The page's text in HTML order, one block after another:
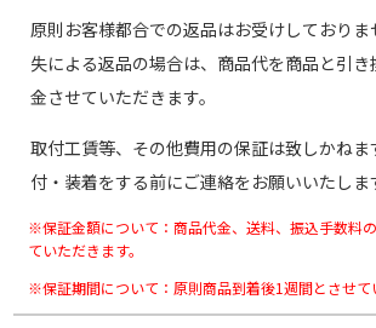
原則お客様都合での返品はお受けしており
失による返品の場合は、商品代を商品と引
金させていただきます。
取付工賃等、その他費用の保証は致しかねま
付・装着をする前にご連絡をお願いいたしま
※保証金額について：商品代金、送料、振込手数料
ていただきます。
※保証期間について：原則商品到着後1週間とさせて